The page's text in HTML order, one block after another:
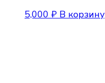
5,000 ₽ В корзину